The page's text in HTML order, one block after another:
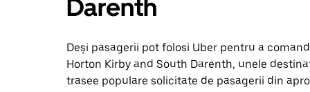
Darenth
Deși pasagerii pot folosi Uber pentru a
Horton Kirby and South Darenth, unele
trasee populare solicitate de pasagerii din